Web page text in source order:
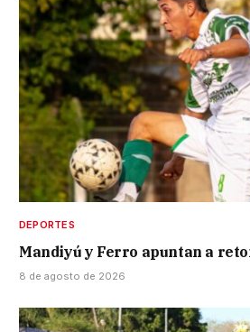
DEPORTES
Mandiyú y Ferro apuntan a
8 de agosto de 2026